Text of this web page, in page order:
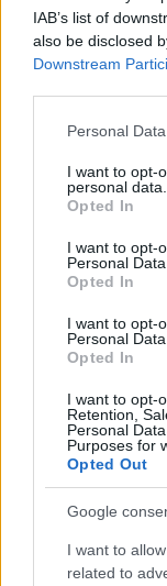
IAB’s list of
also be disclosed
Downstream
Please note that
not limited to your
grant or deny
use your data for
consent section.
Personal
I want to opt-
personal data.
Opted In
I want to opt-
Personal Data.
Opted In
I want to opt-
Personal
Opted In
I want to opt-
Retention,
Personal
Purposes for
Opted Out
Google
I want to
related to
Elfelejtette
Kertészeti,
Kútfúrás